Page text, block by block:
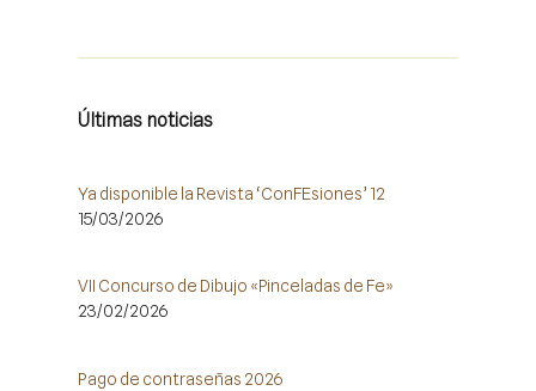
Últimas noticias
Ya disponible la Revista ‘ConFEsiones’ 12
15/03/2026
VII Concurso de Dibujo «Pinceladas de Fe»
23/02/2026
Pago de contraseñas 2026